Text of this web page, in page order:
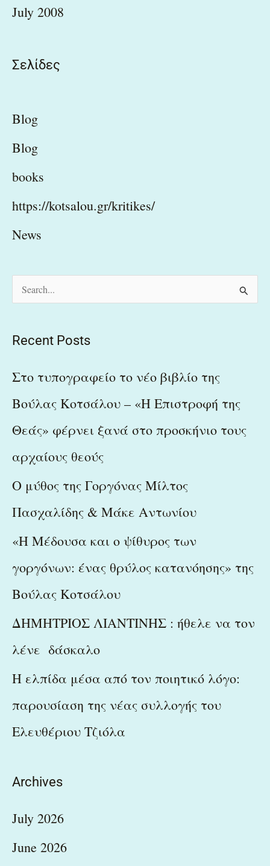
July 2008
Σελίδες
Blog
Blog
books
https://kotsalou.gr/kritikes/
News
c
f
o
Recent Posts
Στο τυπογραφείο το νέο βιβλίο της
Βούλας Κοτσάλου – «Η Επιστροφή της
Θεάς» φέρνει ξανά στο προσκήνιο τους
αρχαίους θεούς
Ο μύθος της Γοργόνας Μίλτος
Πασχαλίδης & Μάκε Αντωνίου
«Η Μέδουσα και ο ψίθυρος των
γοργόνων: ένας θρύλος κατανόησης» της
Βούλας Κοτσάλου
ΔΗΜΗΤΡΙΟΣ ΛΙΑΝΤΙΝΗΣ : ήθελε να τον
λένε δάσκαλο
Η ελπίδα μέσα από τον ποιητικό λόγο:
παρουσίαση της νέας συλλογής του
Ελευθέριου Τζιόλα
Archives
July 2026
June 2026